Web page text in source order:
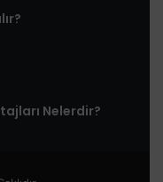
Nelerdir?